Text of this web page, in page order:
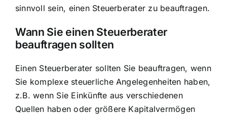
sinnvoll sein, einen Steuerberater zu beauftragen.
Wann Sie einen Steuerberater
beauftragen sollten
Einen Steuerberater sollten Sie beauftragen, wenn
Sie komplexe steuerliche Angelegenheiten haben,
z.B. wenn Sie Einkünfte aus verschiedenen
Quellen haben oder größere Kapitalvermögen